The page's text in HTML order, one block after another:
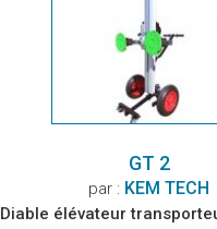
GT 2
par : KEM TECH
Diable élévateur